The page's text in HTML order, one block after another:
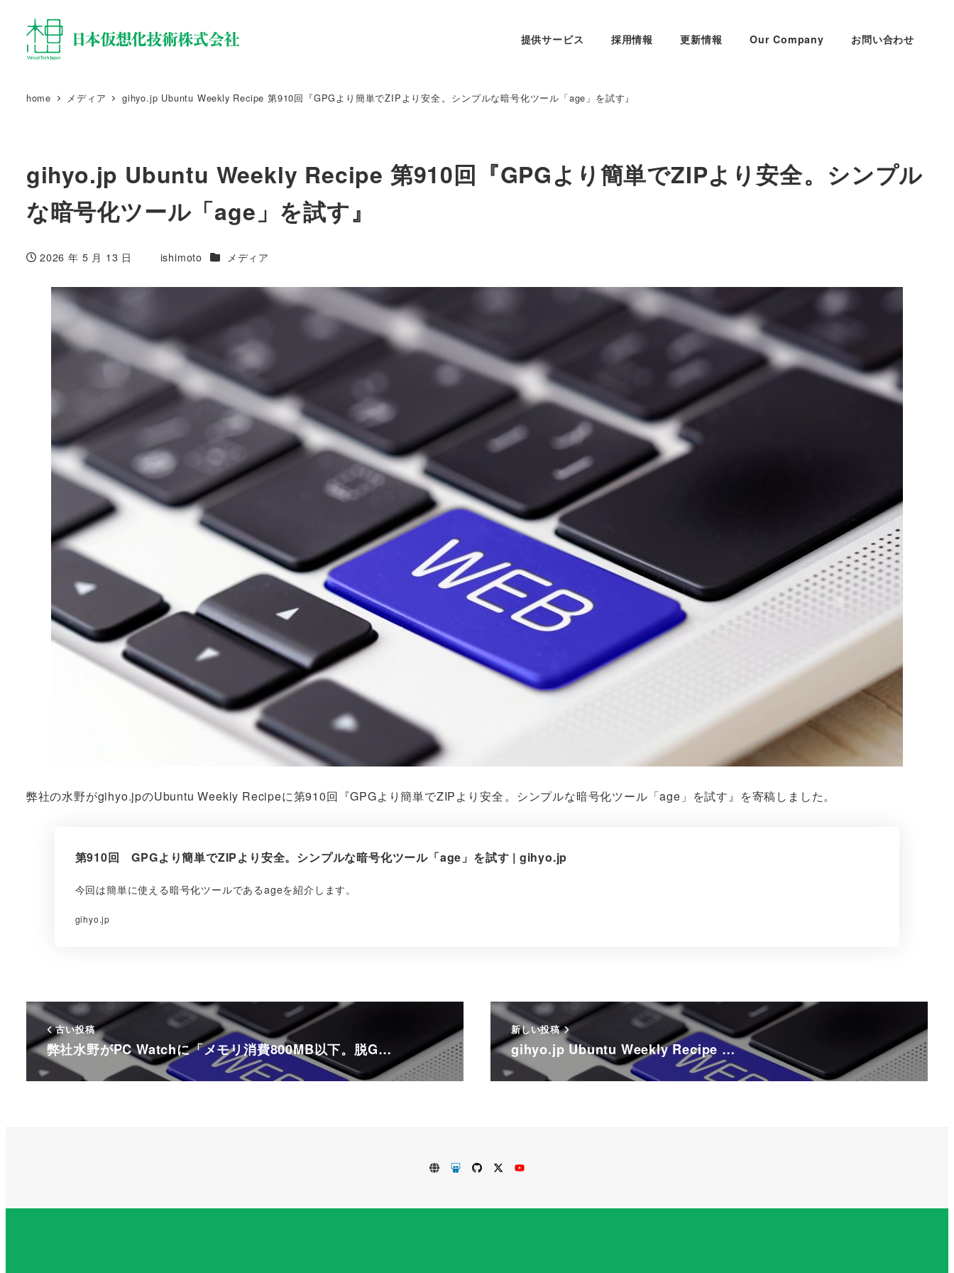
提供サービス 採用情報 更新情報 Our Company お問い合わせ
home メディア gihyo.jp Ubuntu Weekly Recipe 第910回『GPGより簡単でZIPより安全⁠⁠。シンプルな暗号化ツール「age」を試す』
gihyo.jp Ubuntu Weekly Recipe 第910回『GPGより簡単でZIPより安全⁠⁠。シンプル
な暗号化ツール「age」を試す』
投稿日
2026 年 5 月 13 日 ishimoto カテゴリー
メディア
弊社の水野がgihyo.jpのUbuntu Weekly Recipeに第910回『GPGより簡単でZIPより安全⁠⁠。シンプルな暗号化ツール「age」を試す』を寄稿しました。
第910回 GPGより簡単でZIPより安全。シンプルな暗号化ツール「age」を試す | gihyo.jp
今回は簡単に使える暗号化ツールであるageを紹介します。
gihyo.jp
古い投稿
弊社水野がPC Watchに「メモリ消費800MB以下。脱G…
新しい投稿
gihyo.jp Ubuntu Weekly Recipe …
VirtualTech.jp
SlideShare
GitHubTwitterYoutube